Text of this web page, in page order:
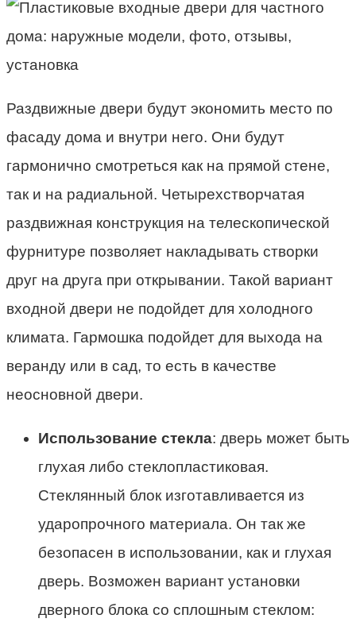
Раздвижные двери будут экономить место по
фасаду дома и внутри него. Они будут
гармонично смотреться как на прямой стене,
так и на радиальной. Четырехстворчатая
раздвижная конструкция на телескопической
фурнитуре позволяет накладывать створки
друг на друга при открывании. Такой вариант
входной двери не подойдет для холодного
климата. Гармошка подойдет для выхода на
веранду или в сад, то есть в качестве
неосновной двери.
Использование стекла: дверь может быть
глухая либо стеклопластиковая.
Стеклянный блок изготавливается из
ударопрочного материала. Он так же
безопасен в использовании, как и глухая
дверь. Возможен вариант установки
дверного блока со сплошным стеклом: